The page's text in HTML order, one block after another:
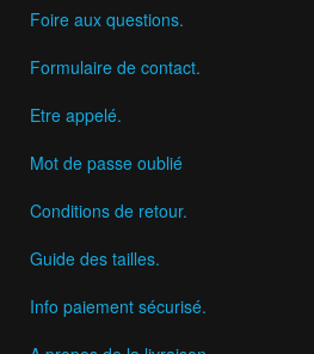
Foire aux questions.
Formulaire de contact.
Etre appelé.
Mot de passe oublié
Conditions de retour.
Guide des tailles.
Info paiement sécurisé.